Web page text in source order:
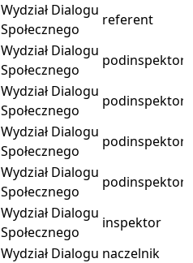
Wydział Dialogu
Społecznego
referent
Wydział Dialogu
Społecznego
podinspektor
Wydział Dialogu
Społecznego
podinspektor
Wydział Dialogu
Społecznego
podinspektor
Wydział Dialogu
Społecznego
podinspektor
Wydział Dialogu
Społecznego
inspektor
Wydział Dialogu naczelnik